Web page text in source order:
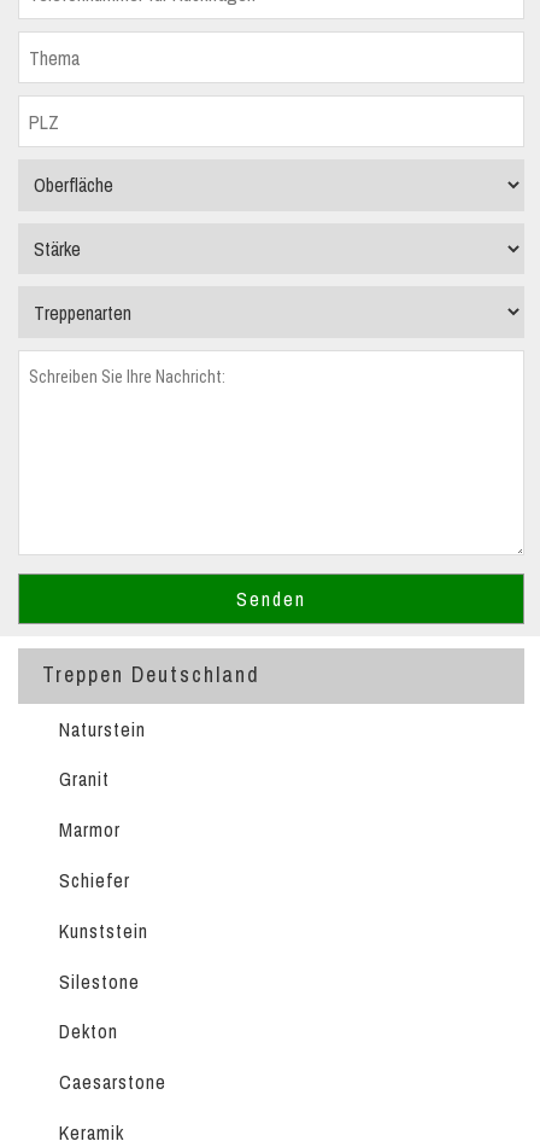
Treppen Deutschland
Naturstein
Granit
Marmor
Schiefer
Kunststein
Silestone
Dekton
Caesarstone
Keramik